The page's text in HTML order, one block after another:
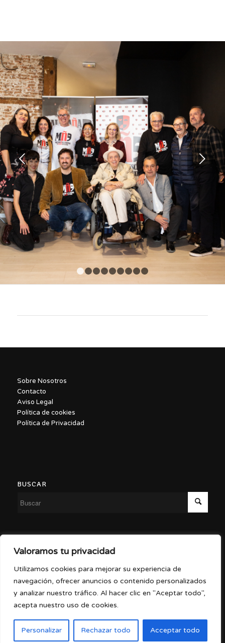
Valoramos tu privacidad
Utilizamos cookies para mejorar su experiencia de
navegación, ofrecer anuncios o contenido personalizados
y analizar nuestro tráfico. Al hacer clic en "Aceptar todo",
acepta nuestro uso de cookies.
Personalizar Rechazar todo Acceptar todo
Posterior
1 2 3
Sobre Nosotros
Contacto
Aviso Legal
Política de cookies
Política de Privacidad
BUSCAR